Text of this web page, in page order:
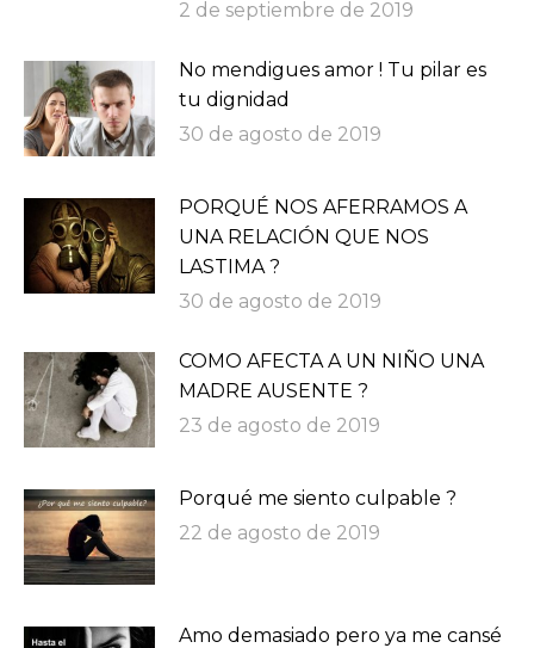
2 de septiembre de 2019
No mendigues amor ! Tu pilar es
tu dignidad
30 de agosto de 2019
PORQUÉ NOS AFERRAMOS A
UNA RELACIÓN QUE NOS
LASTIMA ?
30 de agosto de 2019
COMO AFECTA A UN NIÑO UNA
MADRE AUSENTE ?
23 de agosto de 2019
Porqué me siento culpable ?
22 de agosto de 2019
Amo demasiado pero ya me cansé